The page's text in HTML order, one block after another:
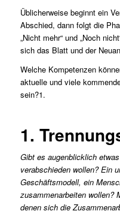
Üblicherweise beginnt ein
Abschied, dann folgt die
„Nicht mehr“ und „Noch
sich das Blatt und der
Welche Kompetenzen
aktuelle und viele
sein?1.
1.
Gibt es augenblicklich
verabschieden wollen? Ein
Geschäftsmodell, ein
zusammenarbeiten wollen?
denen sich die